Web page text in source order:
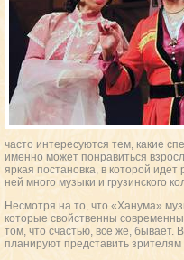
часто интересуются тем, какие
именно может понравиться
яркая постановка, в которой
ней много музыки и грузинского
Несмотря на то, что «Ханума»
которые свойственны
том, что счастью, все же, бывает.
планируют представить зрителям